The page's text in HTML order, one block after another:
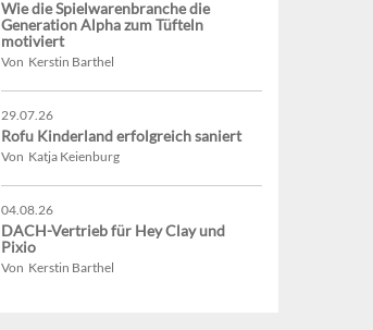
Wie die Spielwarenbranche die
Generation Alpha zum Tüfteln
motiviert
Von Kerstin Barthel
29.07.26
Rofu Kinderland erfolgreich saniert
Von Katja Keienburg
04.08.26
DACH-Vertrieb für Hey Clay und
Pixio
Von Kerstin Barthel